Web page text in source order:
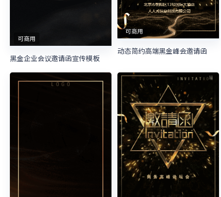
可商用
黑金企业会议邀请函宣传模板
可商用
动态简约高端黑金峰会邀请函